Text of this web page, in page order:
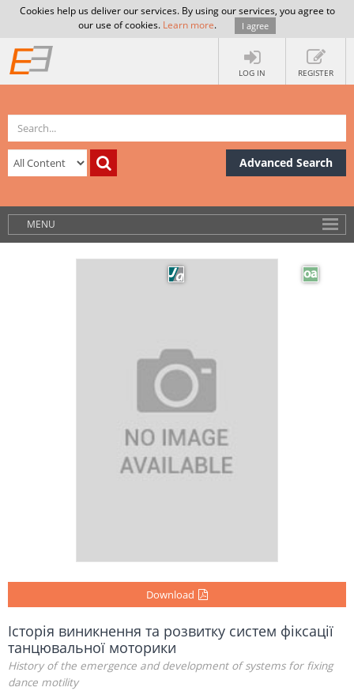
Cookies help us deliver our services. By using our services, you agree to
our use of cookies. Learn more. I agree
LOG IN REGISTER
Advanced Search
MENU
Download
Історія виникнення та розвитку систем фіксації
танцювальної моторики
History of the emergence and development of systems for fixing
dance motility